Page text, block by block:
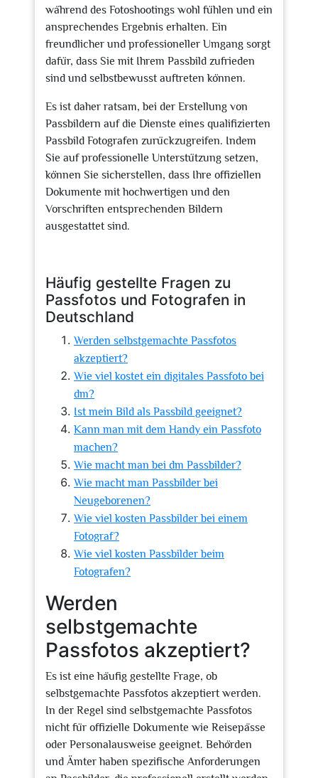
während des Fotoshootings wohl fühlen und ein
ansprechendes Ergebnis erhalten. Ein
freundlicher und professioneller Umgang sorgt
dafür, dass Sie mit Ihrem Passbild zufrieden
sind und selbstbewusst auftreten können.
Es ist daher ratsam, bei der Erstellung von
Passbildern auf die Dienste eines qualifizierten
Passbild Fotografen zurückzugreifen. Indem
Sie auf professionelle Unterstützung setzen,
können Sie sicherstellen, dass Ihre offiziellen
Dokumente mit hochwertigen und den
Vorschriften entsprechenden Bildern
ausgestattet sind.
Häufig gestellte Fragen zu
Passfotos und Fotografen in
Deutschland
Werden selbstgemachte Passfotos
akzeptiert?
Wie viel kostet ein digitales Passfoto bei
dm?
Ist mein Bild als Passbild geeignet?
Kann man mit dem Handy ein Passfoto
machen?
Wie macht man bei dm Passbilder?
Wie macht man Passbilder bei
Neugeborenen?
Wie viel kosten Passbilder bei einem
Fotograf?
Wie viel kosten Passbilder beim
Fotografen?
Werden
selbstgemachte
Passfotos akzeptiert?
Es ist eine häufig gestellte Frage, ob
selbstgemachte Passfotos akzeptiert werden.
In der Regel sind selbstgemachte Passfotos
nicht für offizielle Dokumente wie Reisepässe
oder Personalausweise geeignet. Behörden
und Ämter haben spezifische Anforderungen